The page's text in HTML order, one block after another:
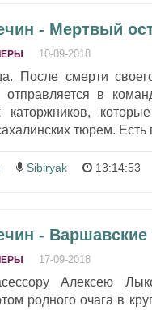
- Мертвый
10-09-2018
После смерти
в
каторжников,
тюрем. Есть
Sibiryak 13:14:53
- Варшавские
17-09-2018
Алексею
родного очага в